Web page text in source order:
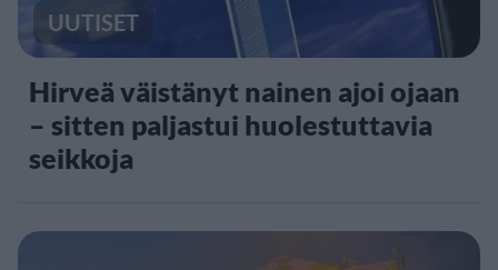
UUTISET
Hirveä väistänyt nainen ajoi ojaan
– sitten paljastui huolestuttavia
seikkoja